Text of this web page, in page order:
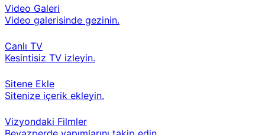
Video Galeri
Video galerisinde gezinin.
Canlı TV
Kesintisiz TV izleyin.
Sitene Ekle
Sitenize içerik ekleyin.
Vizyondaki Filmler